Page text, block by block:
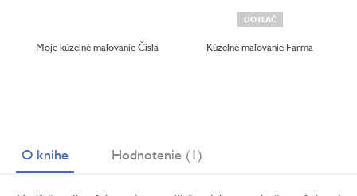
Moje kúzelné maľovanie Čísla
DOTLAČ
Kúzelné maľovanie Farma
O knihe Hodnotenie (1)